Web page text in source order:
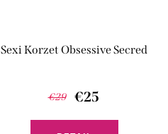
Sexi Korzet Obsessive Secred
€29 €25